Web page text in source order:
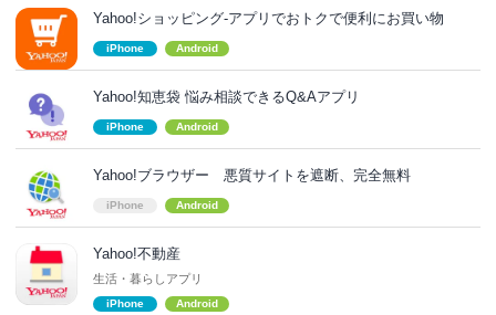
Yahoo!ショッピング-アプリでおトクで便利にお買い物
iPhone Android
Yahoo!知恵袋 悩み相談できるQ&Aアプリ
iPhone Android
Yahoo!ブラウザー 悪質サイトを遮断、完全無料
iPhone Android
Yahoo!不動産
生活・暮らしアプリ
iPhone Android